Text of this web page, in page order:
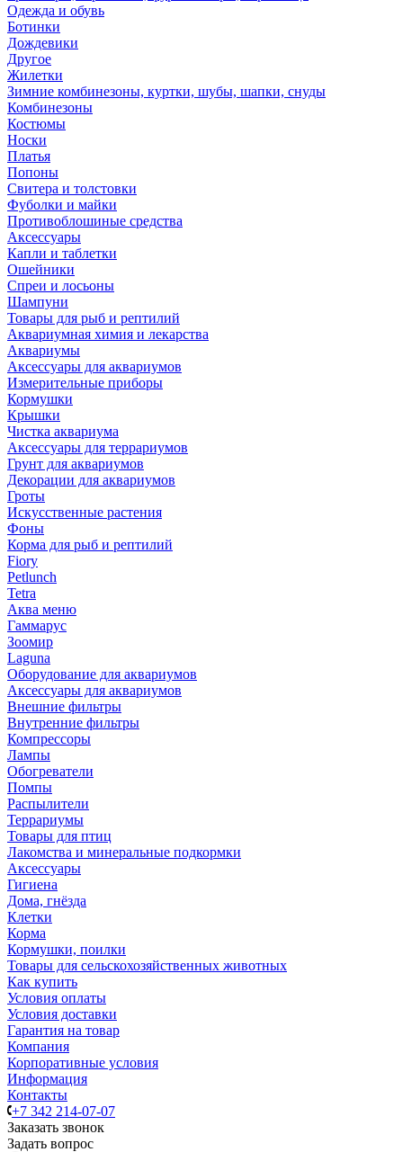
Одежда и обувь
Ботинки
Дождевики
Другое
Жилетки
Зимние комбинезоны, куртки, шубы, шапки, снуды
Комбинезоны
Костюмы
Носки
Платья
Попоны
Свитера и толстовки
Фуболки и майки
Противоблошиные средства
Аксессуары
Капли и таблетки
Ошейники
Спреи и лосьоны
Шампуни
Товары для рыб и рептилий
Аквариумная химия и лекарства
Аквариумы
Аксессуары для аквариумов
Измерительные приборы
Кормушки
Крышки
Чистка аквариума
Аксессуары для террариумов
Грунт для аквариумов
Декорации для аквариумов
Гроты
Искусственные растения
Фоны
Корма для рыб и рептилий
Fiory
Petlunch
Tetra
Аква меню
Гаммарус
Зоомир
Laguna
Оборудование для аквариумов
Аксессуары для аквариумов
Внешние фильтры
Внутренние фильтры
Компрессоры
Лампы
Обогреватели
Помпы
Распылители
Террариумы
Товары для птиц
Лакомства и минеральные подкормки
Аксессуары
Гигиена
Дома, гнёзда
Клетки
Корма
Кормушки, поилки
Товары для сельскохозяйственных животных
Как купить
Условия оплаты
Условия доставки
Гарантия на товар
Компания
Корпоративные условия
Информация
Контакты
+7 342 214-07-07
Заказать звонок
Задать вопрос